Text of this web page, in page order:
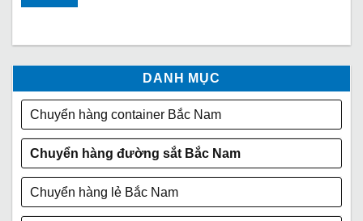
DANH MỤC
Chuyển hàng container Bắc Nam
Chuyển hàng đường sắt Bắc Nam
Chuyển hàng lẻ Bắc Nam